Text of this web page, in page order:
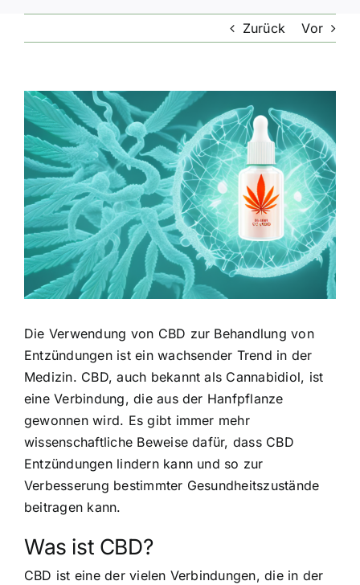
Zurück Vor
Zeige
grösseres
Bild
Die Verwendung von CBD zur Behandlung von
Entzündungen ist ein wachsender Trend in der
Medizin. CBD, auch bekannt als Cannabidiol, ist
eine Verbindung, die aus der Hanfpflanze
gewonnen wird. Es gibt immer mehr
wissenschaftliche Beweise dafür, dass CBD
Entzündungen lindern kann und so zur
Verbesserung bestimmter Gesundheitszustände
beitragen kann.
Was ist CBD?
CBD ist eine der vielen Verbindungen, die in der